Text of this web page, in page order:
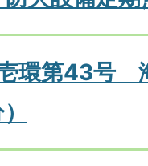
壱環第43号